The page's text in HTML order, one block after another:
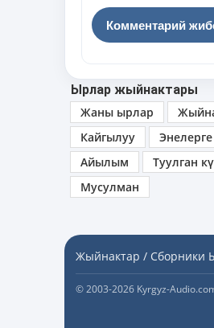
Ырлар жыйнактары
Жаны ырлар
Кайгылуу
Энелерге
Айылым
Туулган
Мусулман
Жыйнактар / Сборники
© 2003-2026 Kyrgyz-